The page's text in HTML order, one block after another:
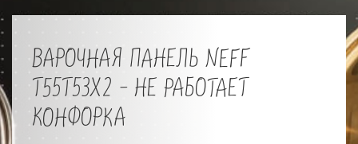
ВАРОЧНАЯ ПАНЕЛЬ NEFF
T55T53X2 - НЕ РАБОТАЕТ
КОНФОРКА